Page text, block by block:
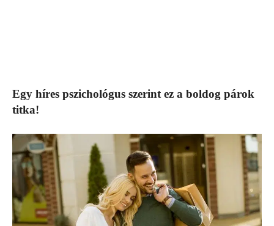
Egy híres pszichológus szerint ez a boldog párok
titka!